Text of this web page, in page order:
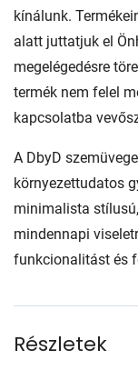
kínálunk.
alatt juttatjuk el
megelégedésre
termék nem felel
kapcsolatba
A DbyD
környezettudatos
minimalista
mindennapi
funkcionalitást és
Részletek